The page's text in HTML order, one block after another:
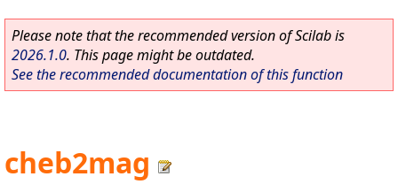
Please note that the recommended version of Scilab is
2026.1.0. This page might be outdated.
See the recommended documentation of this function
cheb2mag